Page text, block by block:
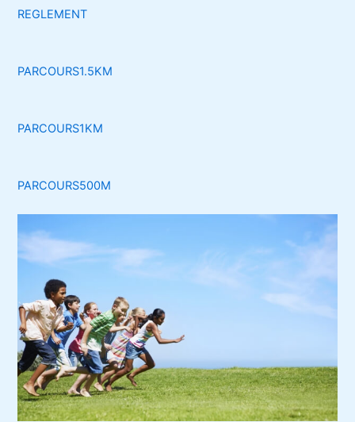
REGLEMENT
PARCOURS1.5KM
PARCOURS1KM
PARCOURS500M